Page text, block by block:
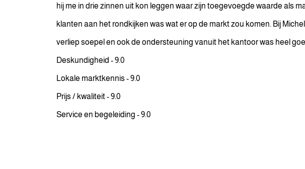
hij me in drie zinnen uit kon leggen waar zijn toegevoegde waarde als
klanten aan het rondkijken was wat er op de markt zou komen. Bij
verliep soepel en ook de ondersteuning vanuit het kantoor was heel
Deskundigheid - 9.0
Lokale marktkennis - 9.0
Prijs / kwaliteit - 9.0
Service en begeleiding - 9.0